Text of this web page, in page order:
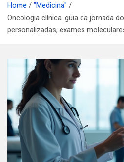
Home
"Medicina"
Oncologia clínica: guia da jornada
personalizadas, exames